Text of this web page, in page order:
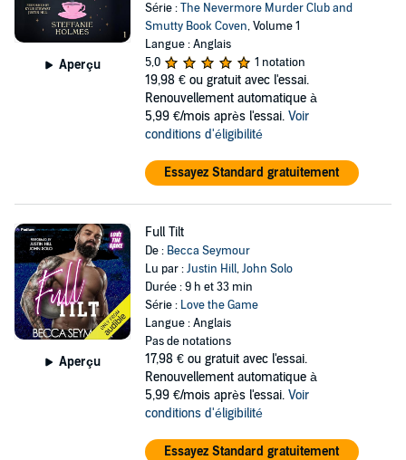
Aperçu
Série :The Nevermore Murder Club and
Smutty Book Coven, Volume 1
Langue : Anglais
5,0
1 notation
19,98 € ou gratuit avec l'essai.
Renouvellement automatique à
5,99 €/mois après l'essai. Voir
conditions d'éligibilité
Essayez Standard gratuitement
Aperçu
Full Tilt
De : Becca Seymour
Lu par :Justin Hill,John Solo
Durée : 9 h et 33 min
Série : Love the Game
Langue : Anglais
Pas de notations
17,98 € ou gratuit avec l'essai.
Renouvellement automatique à
5,99 €/mois après l'essai. Voir
conditions d'éligibilité
Essayez Standard gratuitement